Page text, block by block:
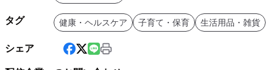
タグ 健康・ヘルスケア 子育て・保育 生活用品・雑貨
シェア